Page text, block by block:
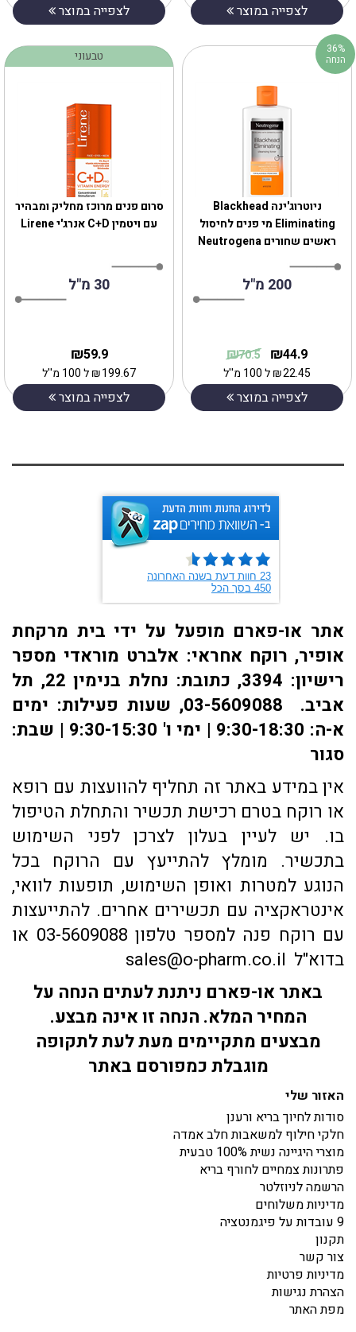
לצפייה במוצר לצפייה במוצר
‎סרום פנים מרוכז מחליק ומבהיר
עם ויטמין C+D אנרג'י Lirene
30 מ"ל
טבעוני
59.9
₪
199.67
₪ל 100 מ''ל
לצפייה במוצר
ניוטרוג'ינה Blackhead
Eliminating מי פנים לחיסול
ראשים שחורים Neutrogena
200 מ"ל
44.9
₪
70.5
₪
22.45
₪ל 100 מ''ל
לצפייה במוצר
36%
הנחה
אתר או-פארם מופעל על ידי בית מרקחת
אופיר, רוקח אחראי: אלברט מוראדי מספר
רישיון: 3394, כתובת: ​נחלת בנימין 22, תל
אביב. 03-5609088, שעות פעילות: ימים
א-ה: 9:30-18:30 | ימי ו' 9:30-15:30 | שבת:
סגור
אין במידע באתר זה תחליף להוועצות עם רופא
או רוקח בטרם רכישת תכשיר והתחלת הטיפול
בו. יש לעיין בעלון לצרכן לפני השימוש
בתכשיר. מומלץ להתייעץ עם הרוקח בכל
הנוגע למטרות ואופן השימוש, תופעות לוואי,
אינטראקציה עם תכשירים אחרים. להתייעצות
עם רוקח פנה למספר טלפון 03-5609088 או
בדוא"ל sales@o-pharm.co.il
באתר או-פארם ניתנת לעתים הנחה על
המחיר המלא. הנחה זו אינה מבצע.
מבצעים מתקיימים מעת לעת לתקופה
מוגבלת כמפורסם באתר
האזור שלי
סודות לחיוך בריא ורענן
חלקי חילוף למשאבות חלב אמדה
מוצרי היגיינה נשית 100% טבעית
פתרונות צמחיים לחורף בריא
הרשמה לניוזלטר
מדיניות משלוחים
9 עובדות על פיגמנטציה
תקנון
צור קשר
מדיניות פרטיות
הצהרת נגישות
מפת האתר